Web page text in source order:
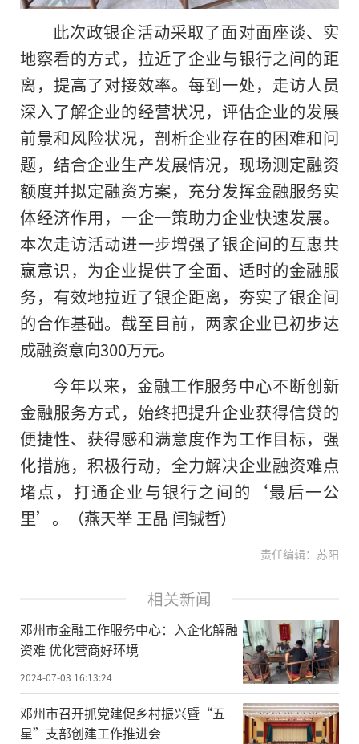
此次政银企活动采取了面对面座谈、实
地察看的方式，拉近了企业与银行之间的距
离，提高了对接效率。每到一处，走访人员
深入了解企业的经营状况，评估企业的发展
前景和风险状况，剖析企业存在的困难和问
题，结合企业生产发展情况，现场测定融资
额度并拟定融资方案，充分发挥金融服务实
体经济作用，一企一策助力企业快速发展。
本次走访活动进一步增强了银企间的互惠共
赢意识，为企业提供了全面、适时的金融服
务，有效地拉近了银企距离，夯实了银企间
的合作基础。截至目前，两家企业已初步达
成融资意向300万元。
今年以来，金融工作服务中心不断创新
金融服务方式，始终把提升企业获得信贷的
便捷性、获得感和满意度作为工作目标，强
化措施，积极行动，全力解决企业融资难点
堵点，打通企业与银行之间的‘最后一公
里’。（燕天举 王晶 闫铖哲）
责任编辑：苏阳
相关新闻
邓州市金融工作服务中心：入企化解融
资难 优化营商好环境
2024-07-03 16:13:24
邓州市召开抓党建促乡村振兴暨“五
星”支部创建工作推进会